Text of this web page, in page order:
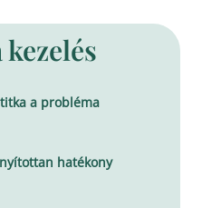
kezelés
a probléma
hatékony